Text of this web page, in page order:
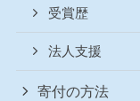
受賞歴
法人支援
寄付の方法